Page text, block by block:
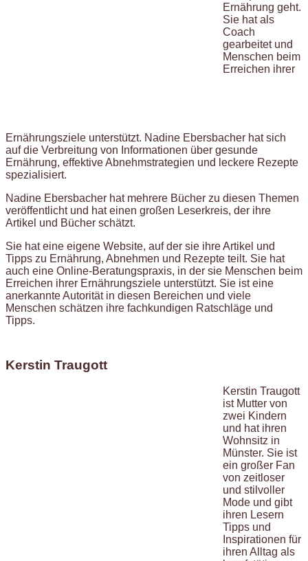
Ernährung geht.
Sie hat als
Coach
gearbeitet und
Menschen beim
Erreichen ihrer
Ernährungsziele unterstützt. Nadine Ebersbacher hat sich
auf die Verbreitung von Informationen über gesunde
Ernährung, effektive Abnehmstrategien und leckere Rezepte
spezialisiert.
Nadine Ebersbacher hat mehrere Bücher zu diesen Themen
veröffentlicht und hat einen großen Leserkreis, der ihre
Artikel und Bücher schätzt.
Sie hat eine eigene Website, auf der sie ihre Artikel und
Tipps zu Ernährung, Abnehmen und Rezepte teilt. Sie hat
auch eine Online-Beratungspraxis, in der sie Menschen beim
Erreichen ihrer Ernährungsziele unterstützt. Sie ist eine
anerkannte Autorität in diesen Bereichen und viele
Menschen schätzen ihre fachkundigen Ratschläge und
Tipps.
Kerstin Traugott
Kerstin Traugott
ist Mutter von
zwei Kindern
und hat ihren
Wohnsitz in
Münster. Sie ist
ein großer Fan
von zeitloser
und stilvoller
Mode und gibt
ihren Lesern
Tipps und
Inspirationen für
ihren Alltag als